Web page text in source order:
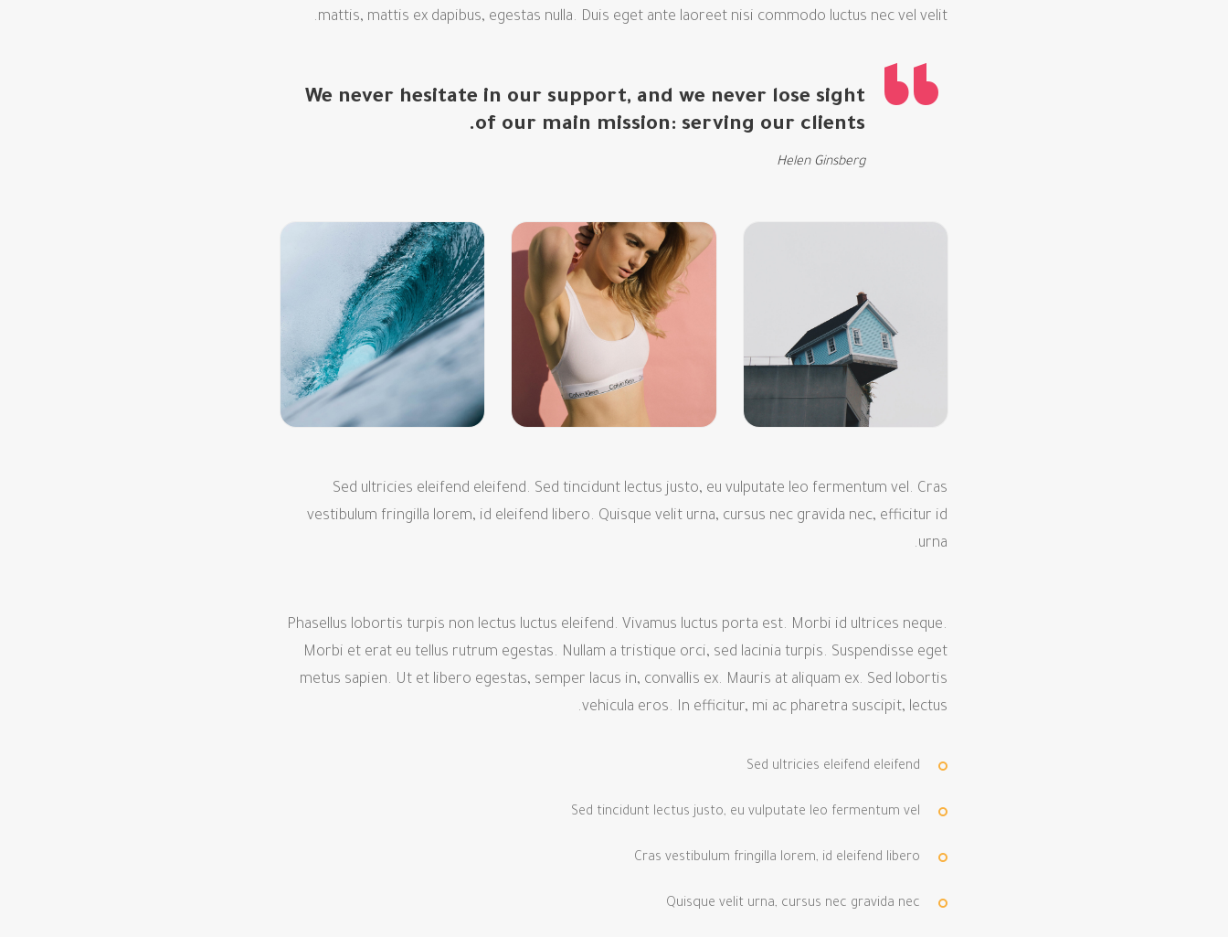
mattis, mattis ex dapibus, egestas nulla. Duis eget ante laoreet nisi commodo luctus nec vel velit.
We never hesitate in our support, and we never lose sight
of our main mission: serving our clients.
Helen Ginsberg
Sed ultricies eleifend eleifend. Sed tincidunt lectus justo, eu vulputate leo fermentum vel. Cras
vestibulum fringilla lorem, id eleifend libero. Quisque velit urna, cursus nec gravida nec, efficitur id
urna.
Phasellus lobortis turpis non lectus luctus eleifend. Vivamus luctus porta est. Morbi id ultrices neque.
Morbi et erat eu tellus rutrum egestas. Nullam a tristique orci, sed lacinia turpis. Suspendisse eget
metus sapien. Ut et libero egestas, semper lacus in, convallis ex. Mauris at aliquam ex. Sed lobortis
vehicula eros. In efficitur, mi ac pharetra suscipit, lectus.
Sed ultricies eleifend eleifend
Sed tincidunt lectus justo, eu vulputate leo fermentum vel
Cras vestibulum fringilla lorem, id eleifend libero
Quisque velit urna, cursus nec gravida nec